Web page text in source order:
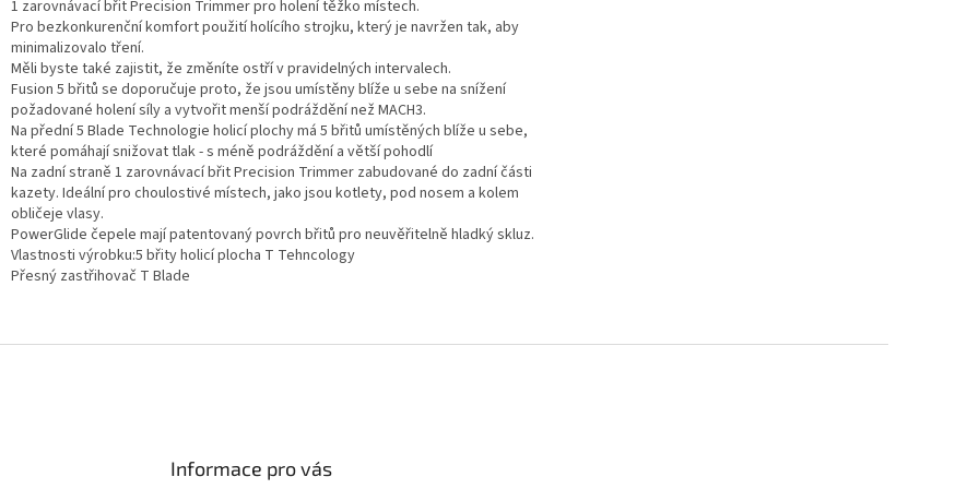
1 zarovnávací břit Precision Trimmer pro holení těžko místech.
Pro bezkonkurenční komfort použití holícího strojku, který je navržen tak, aby
minimalizovalo tření.
Měli byste také zajistit, že změníte ostří v pravidelných intervalech.
Fusion 5 břitů se doporučuje proto, že jsou umístěny blíže u sebe na snížení
požadované holení síly a vytvořit menší podráždění než MACH3.
Na přední 5 Blade Technologie holicí plochy má 5 břitů umístěných blíže u sebe,
které pomáhají snižovat tlak - s méně podráždění a větší pohodlí
Na zadní straně 1 zarovnávací břit Precision Trimmer zabudované do zadní části
kazety. Ideální pro choulostivé místech, jako jsou kotlety, pod nosem a kolem
obličeje vlasy.
PowerGlide čepele mají patentovaný povrch břitů pro neuvěřitelně hladký skluz.
Vlastnosti výrobku:5 břity holicí plocha T Tehncology
Přesný zastřihovač T Blade
Informace pro vás